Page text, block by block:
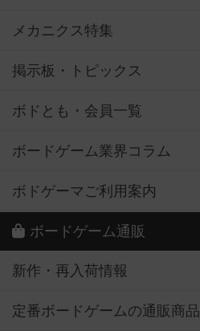
メカニクス特集
掲示板・トピックス
ボドとも・会員一覧
ボードゲーム業界コラム
ボドゲーマご利用案内
ボードゲーム通販
新作・再入荷情報
定番ボードゲームの通販商品